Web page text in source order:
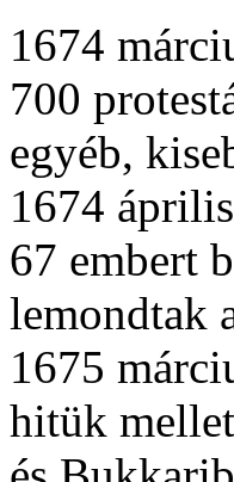
1674
700
egyéb,
1674
67 embert
lemondtak
1675
hitük